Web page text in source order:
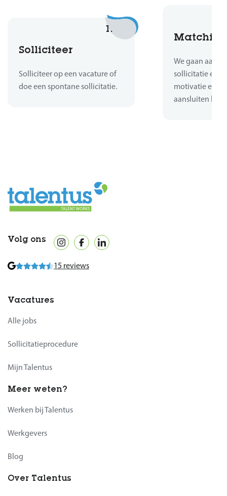
1.
Solliciteer
Solliciteer op een vacature of
doe een spontane sollicitatie.
We gaan aan
sollicitatie en
motivatie en
aansluiten bij
Volg ons
15 reviews
Vacatures
Alle jobs
Sollicitatieprocedure
Mijn Talentus
Meer weten?
Werken bij Talentus
Werkgevers
Blog
Over Talentus